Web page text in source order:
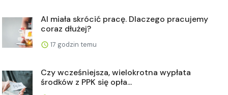
AI miała skrócić pracę. Dlaczego pracujemy
coraz dłużej?
17 godzin temu
Czy wcześniejsza, wielokrotna wypłata
środków z PPK się opła...